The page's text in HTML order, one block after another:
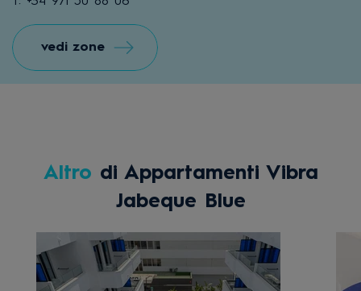
vedi zone
Altro di Appartamenti Vibra
Jabeque Blue